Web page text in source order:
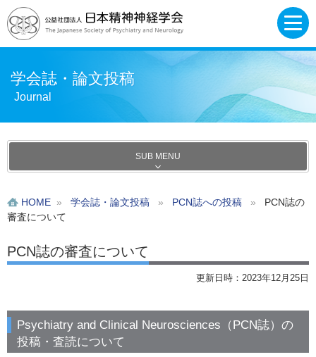
学会誌・論文投稿
Journal
SUB MENU
HOME » 学会誌・論文投稿 » PCN誌への投稿 »
PCN誌の
審査について
PCN誌の審査について
更新日時：2023年12月25日
Psychiatry and Clinical Neurosciences（PCN誌）の
投稿・査読について